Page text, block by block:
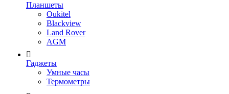
Планшеты
Oukitel
Blackview
Land Rover
AGM
Гаджеты
Умные часы
Термометры